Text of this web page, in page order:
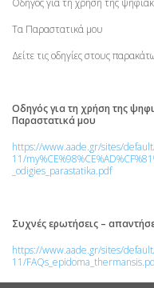
Τα Παραστατικά μου
Δείτε τις οδηγίες στους
Οδηγός για τη χρήση της
Παραστατικά μου
https://www.aade.gr/sites/
11/
_odigies_parastatika.pdf
Συχνές ερωτήσεις –
https://www.aade.gr/sites/
11/